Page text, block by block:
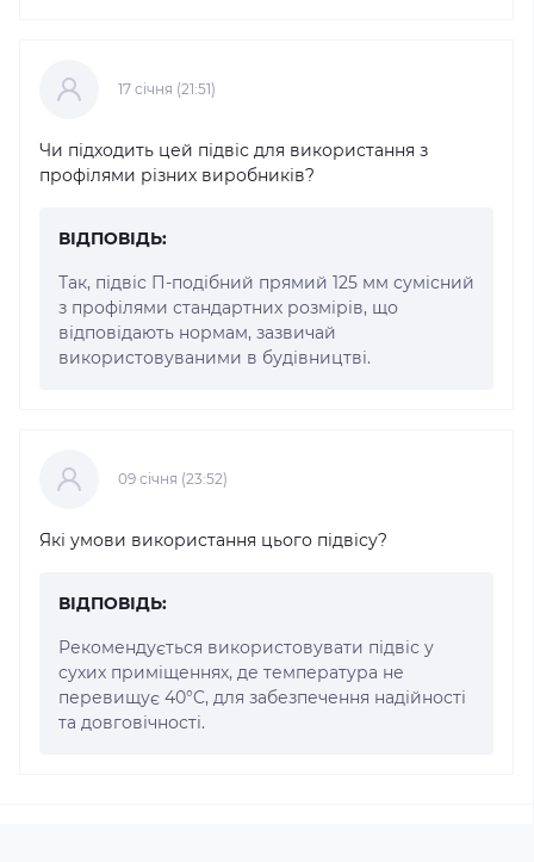
17 cічня (21:51)
Чи підходить цей підвіс для використання з
профілями різних виробників?
ВІДПОВІДЬ:
Так, підвіс П-подібний прямий 125 мм сумісний
з профілями стандартних розмірів, що
відповідають нормам, зазвичай
використовуваними в будівництві.
09 cічня (23:52)
Які умови використання цього підвісу?
ВІДПОВІДЬ:
Рекомендується використовувати підвіс у
сухих приміщеннях, де температура не
перевищує 40°C, для забезпечення надійності
та довговічності.